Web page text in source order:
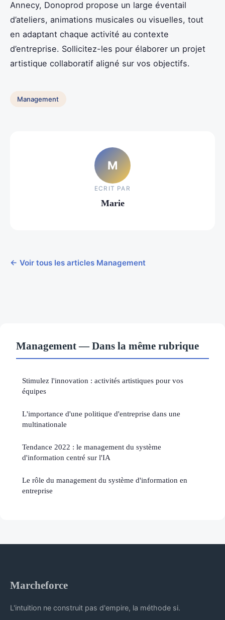
Annecy, Donoprod propose un large éventail
d’ateliers, animations musicales ou visuelles, tout
en adaptant chaque activité au contexte
d’entreprise. Sollicitez-les pour élaborer un projet
artistique collaboratif aligné sur vos objectifs.
Management
M
ECRIT PAR
Marie
← Voir tous les articles Management
Management — Dans la même rubrique
Stimulez l'innovation : activités artistiques pour vos
équipes
L'importance d'une politique d'entreprise dans une
multinationale
Tendance 2022 : le management du système
d'information centré sur l'IA
Le rôle du management du système d'information en
entreprise
Marcheforce
L'intuition ne construit pas d'empire, la méthode si.